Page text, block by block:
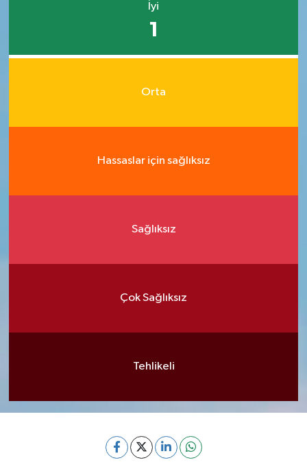
İyi
1
Orta
Hassaslar için sağlıksız
Sağlıksız
Çok Sağlıksız
Tehlikeli